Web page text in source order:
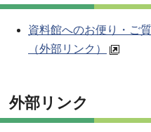
資料館へのお便り・ご
（外部リンク）
外部リンク